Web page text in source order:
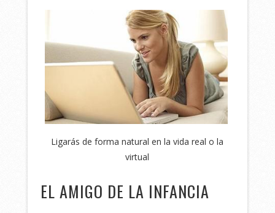
Ligarás de forma natural en la vida real o la
virtual
EL AMIGO DE LA INFANCIA